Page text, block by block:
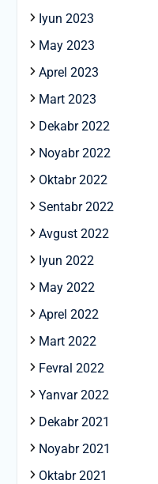
Iyun 2023
May 2023
Aprel 2023
Mart 2023
Dekabr 2022
Noyabr 2022
Oktabr 2022
Sentabr 2022
Avgust 2022
Iyun 2022
May 2022
Aprel 2022
Mart 2022
Fevral 2022
Yanvar 2022
Dekabr 2021
Noyabr 2021
Oktabr 2021